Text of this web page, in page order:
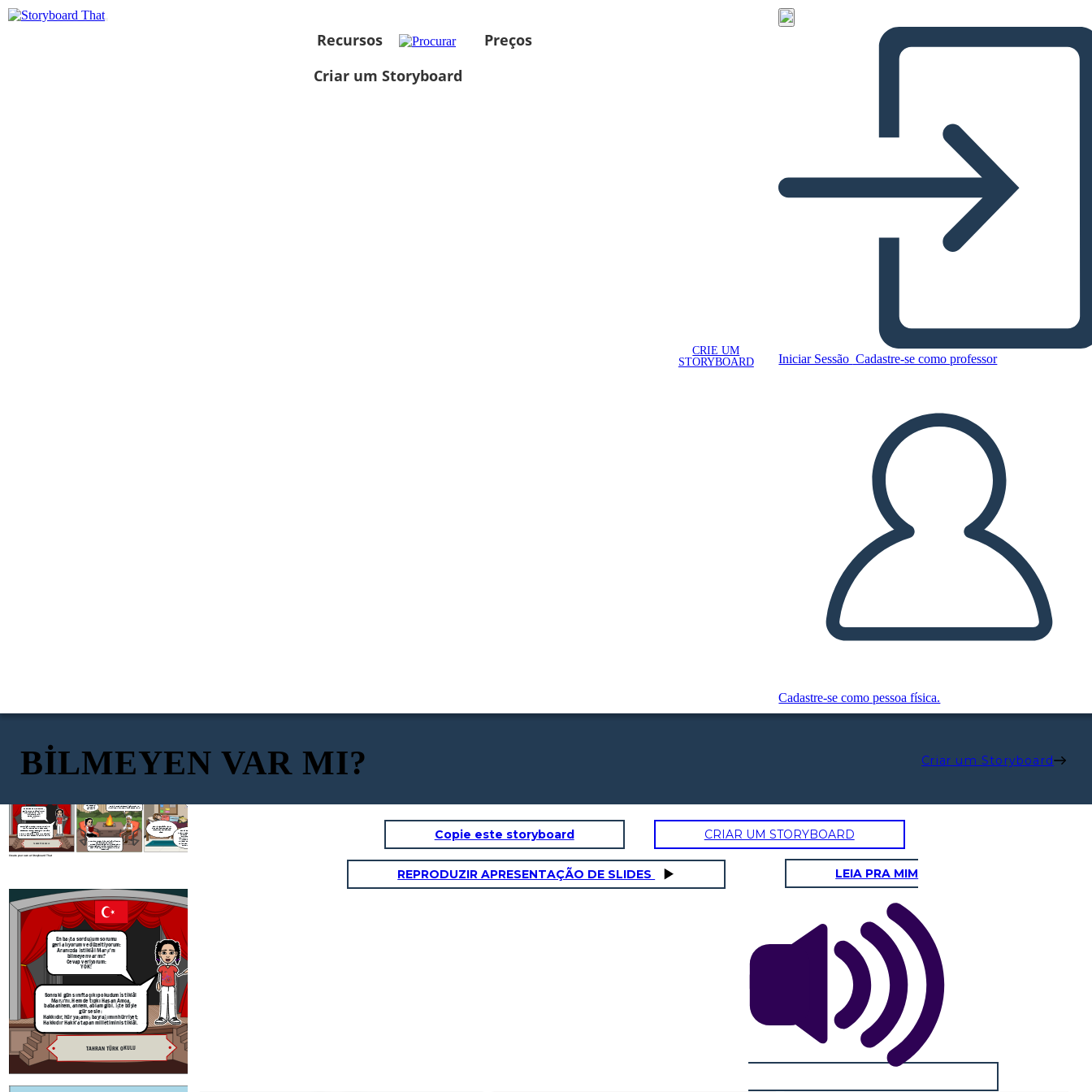
Recursos
Preços
Criar um Storyboard
CRIE UM
STORYBOARD
Iniciar Sessão Cadastre-se como professor
Cadastre-se como pessoa física.
BİLMEYEN VAR MI? Criar um Storyboard
Create your own at Storyboard That
Vay be dede!
Yıktın beni!
Sen de mi?
"Canı, cananı, bütün varımı
alsın da Hüda/ Etmesin tek
vatanımdan beni dünyada
cüda." Ben bir ablama bakayım deyip
ablamın odasına geçtim. Nasıl olsa
telefonla konuşuyordur. Beni
duymaz sanmıştım. Nerede
kalmıştım:" Kim bu cennet vatanın
uğruna olmaz ki feda? /Şüheda
fışkıracak toprağı sıksan, şüheda."
Ve işte o an, tamamlayamamıştım.
Ablam kulağında telefon:
Sonraki gün sınıfta çıkıp okudum İstiklâl
Marşı'nı. Hem de tıpkı Hasan Amca,
babaannem, annem, ablam gibi. İşte böyle
gür sesle:
Hakkıdır, hür yaşamış bayrağımın hürriyet;
Hakkıdır Hakk'a tapan milletimin istiklâl.
En başta sorduğum sorumu
geri alıyorum ve düzeltiyorum:
Aranızda İstiklâl Marşı'nı
bilmeyen var mı?
Cevap veriyorum:
YOK!
TAHRAN TÜRK OKULU
Omuzlarım yer çekimine yenik düşmüş doğru
dedemin yanına vardım.
"Arkadaş yurduma alçakları uğratma sakın
Siper et gövdeni, dursun bu hayasızca akın."
Tabii ki yine takıldım. Bu sefer kim koştu
imdadıma?
"Doğacaktır sana vadettiği günler hakkın,
Kim bilir belki yarın belki yarından da yakın!"
Create your own at Storyboard That
Sonraki gün sınıfta çıkıp okudum İstiklâl
Marşı'nı. Hem de tıpkı Hasan Amca,
babaannem, annem, ablam gibi. İşte böyle
gür sesle:
Hakkıdır, hür yaşamış bayrağımın hürriyet;
Hakkıdır Hakk'a tapan milletimin istiklâl.
En başta sorduğum sorumu
geri alıyorum ve düzeltiyorum:
Aranızda İstiklâl Marşı'nı
bilmeyen var mı?
Cevap veriyorum:
YOK!
TAHRAN TÜRK OKULU
Copie este storyboard CRIAR UM STORYBOARD
REPRODUZIR APRESENTAÇÃO DE SLIDES LEIA PRA MIM